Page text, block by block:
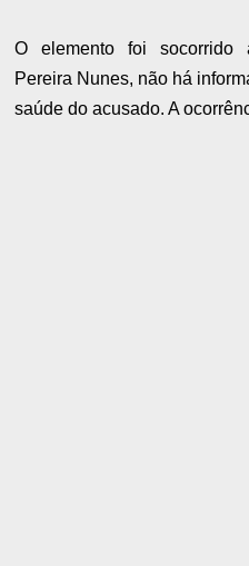
O elemento foi socorrido
Pereira Nunes, não há
saúde do acusado. A